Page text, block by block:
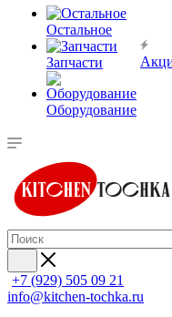
Остальное
Запчасти
Оборудование
+7 (929) 505 09 21
info@kitchen-tochka.ru